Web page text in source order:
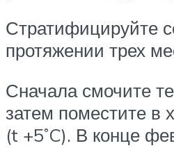
Стратифицируйте
протяжении трех
Сначала смочите
затем поместите в
(t +5˚C). В конце